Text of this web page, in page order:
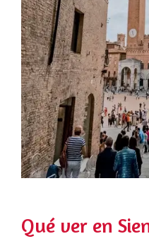
Qué ver en